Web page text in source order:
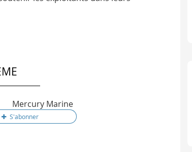
Mercury Marine